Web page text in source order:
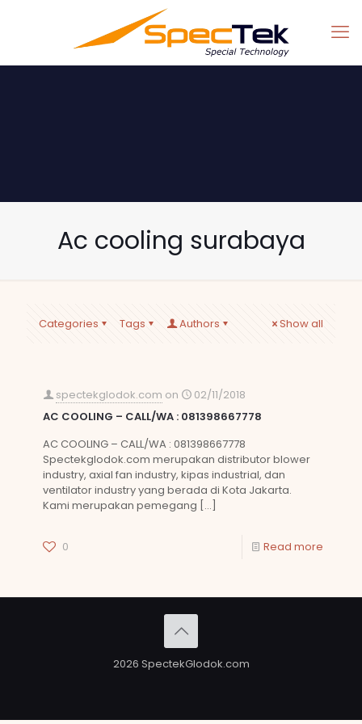
Ac cooling surabaya
Categories Tags Authors Show all
spectekglodok.com on
02/11/2018
AC COOLING – CALL/WA : 081398667778
AC COOLING – CALL/WA : 081398667778
Spectekglodok.com merupakan distributor blower
industry, axial fan industry, kipas industrial, dan
ventilator industry yang berada di Kota Jakarta.
Kami merupakan pemegang […]
0 Read more
2026 SpectekGlodok.com